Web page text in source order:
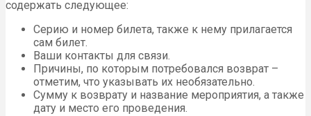
Если был приобретён электронный билет онлайн, то и
выплаченные средства, соответственно, вернутся на
банковскую карту или на счёт в электронной платёжной
системе – обычно в таких случаях приходится подождать
дольше, чем при выплате наличных через кассу. За
обслуживание транзакций придётся заплатить
определённый процент переводимой суммы, обычно не
более 6-8%.